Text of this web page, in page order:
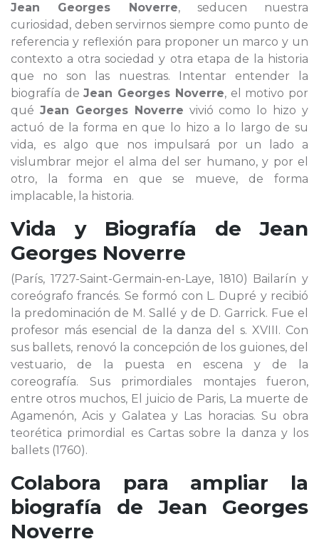
Jean Georges Noverre, seducen nuestra
curiosidad, deben servirnos siempre como punto de
referencia y reflexión para proponer un marco y un
contexto a otra sociedad y otra etapa de la historia
que no son las nuestras. Intentar entender la
biografía deJean Georges Noverre, el motivo por
qué Jean Georges Noverre vivió como lo hizo y
actuó de la forma en que lo hizo a lo largo de su
vida, es algo que nos impulsará por un lado a
vislumbrar mejor el alma del ser humano, y por el
otro, la forma en que se mueve, de forma
implacable, la historia.
Vida y Biografía de Jean
Georges Noverre
(París, 1727-Saint-Germain-en-Laye, 1810) Bailarín y
coreógrafo francés. Se formó con L. Dupré y recibió
la predominación de M. Sallé y de D. Garrick. Fue el
profesor más esencial de la danza del s. XVIII. Con
sus ballets, renovó la concepción de los guiones, del
vestuario, de la puesta en escena y de la
coreografía. Sus primordiales montajes fueron,
entre otros muchos, El juicio de Paris, La muerte de
Agamenón, Acis y Galatea y Las horacias. Su obra
teorética primordial es Cartas sobre la danza y los
ballets (1760).
Colabora para ampliar la
biografía de Jean Georges
Noverre